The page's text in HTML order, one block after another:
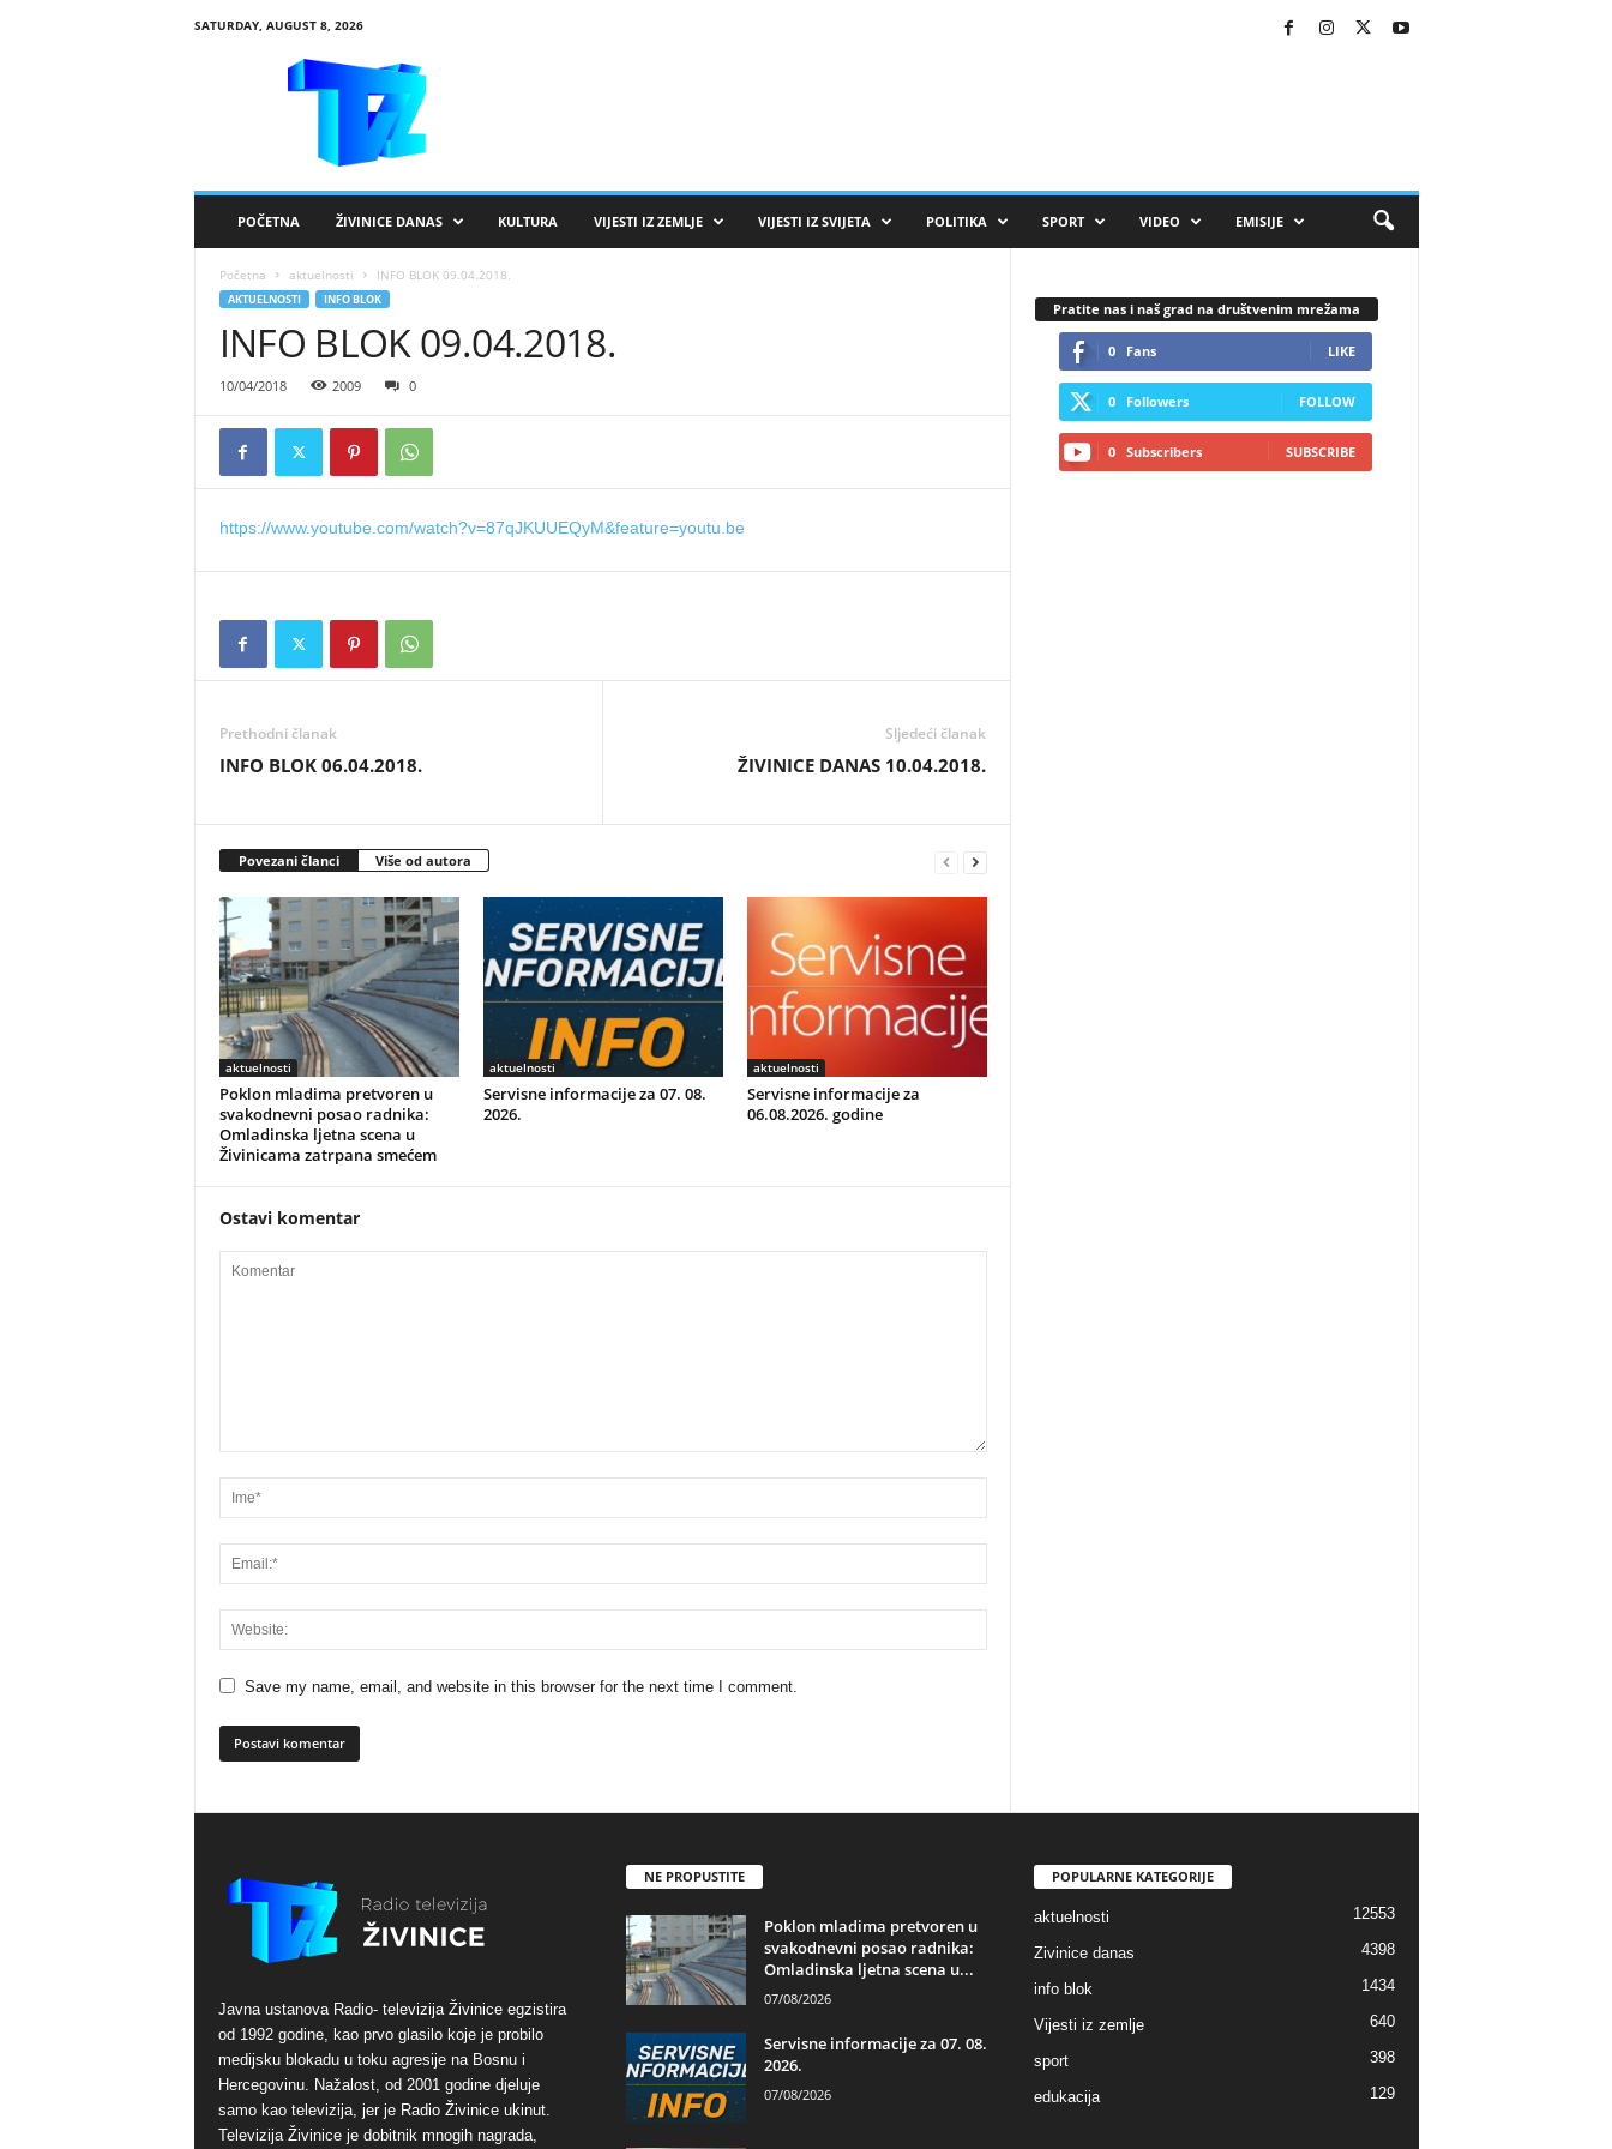
SATURDAY, AUGUST 8, 2026
POČETNA ŽIVINICE DANAS KULTURA VIJESTI IZ ZEMLJE VIJESTI IZ SVIJETA POLITIKA SPORT VIDEO EMISIJE
Početna aktuelnosti INFO BLOK 09.04.2018.
AKTUELNOSTI INFO BLOK
INFO BLOK 09.04.2018.
10/04/2018 2009 0
https://www.youtube.com/watch?v=87qJKUUEQyM&feature=youtu.be
Prethodni članak
INFO BLOK 06.04.2018.
Sljedeći članak
ŽIVINICE DANAS 10.04.2018.
Povezani članci Više od autora
aktuelnosti
Poklon mladima pretvoren u
svakodnevni posao radnika:
Omladinska ljetna scena u
Živinicama zatrpana smećem
aktuelnosti
Servisne informacije za 07. 08.
2026.
aktuelnosti
Servisne informacije za
06.08.2026. godine
Ostavi komentar
Save my name, email, and website in this browser for the next time I comment.
Pratite nas i naš grad na društvenim mrežama
0 Fans LIKE
0 Followers FOLLOW
0 Subscribers SUBSCRIBE
Javna ustanova Radio- televizija Živinice egzistira
od 1992 godine, kao prvo glasilo koje je probilo
medijsku blokadu u toku agresije na Bosnu i
Hercegovinu. Nažalost, od 2001 godine djeluje
samo kao televizija, jer je Radio Živinice ukinut.
Televizija Živinice je dobitnik mnogih nagrada,
NE PROPUSTITE
Poklon mladima pretvoren u
svakodnevni posao radnika:
Omladinska ljetna scena u...
07/08/2026
Servisne informacije za 07. 08.
2026.
07/08/2026
POPULARNE KATEGORIJE
aktuelnosti 12553
Zivinice danas 4398
info blok 1434
Vijesti iz zemlje 640
sport 398
edukacija 129